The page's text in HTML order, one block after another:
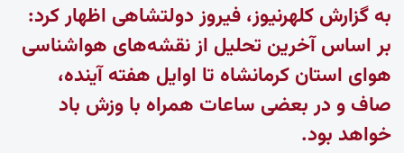
به گزارش کلهرنیوز، فیروز دولتشاهی اظهار کرد:
بر اساس آخرین تحلیل از نقشه‌های هواشناسی
هوای استان کرمانشاه تا اوایل هفته آینده،
صاف و در بعضی ساعات همراه با وزش باد
خواهد بود.